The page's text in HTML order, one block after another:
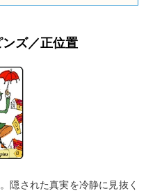
ズ／正位置
隠された真実を冷静に見抜く